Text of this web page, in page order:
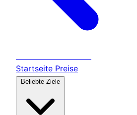
Startseite Preise